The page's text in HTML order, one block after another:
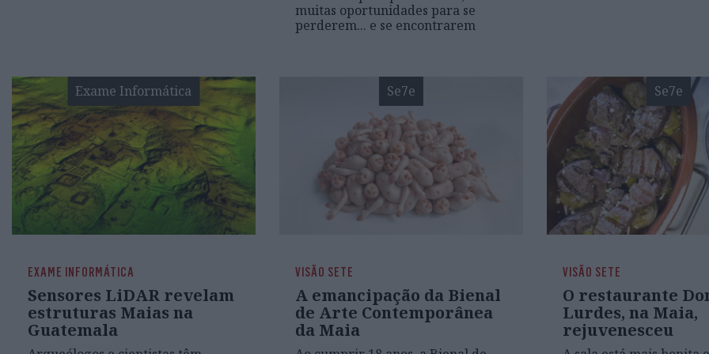
muitas oportunidades para se
perderem... e se encontrarem
Exame Informática
EXAME INFORMÁTICA
Sensores LiDAR revelam
estruturas Maias na
Guatemala
Se7e
VISÃO SETE
A emancipação da Bienal
de Arte Contemporânea
da Maia
Se7e
VISÃO SETE
O restaurante
Lurdes, na Maia,
rejuvenesceu